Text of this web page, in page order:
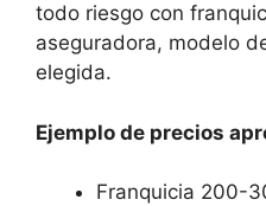
todo riesgo con
aseguradora, modelo
elegida.
Ejemplo de precios
Franquicia 200-